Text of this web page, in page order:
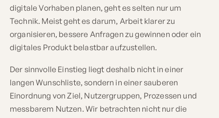
digitale Vorhaben planen, geht es selten nur um
Technik. Meist geht es darum, Arbeit klarer zu
organisieren, bessere Anfragen zu gewinnen oder ein
digitales Produkt belastbar aufzustellen.
Der sinnvolle Einstieg liegt deshalb nicht in einer
langen Wunschliste, sondern in einer sauberen
Einordnung von Ziel, Nutzergruppen, Prozessen und
messbarem Nutzen. Wir betrachten nicht nur die